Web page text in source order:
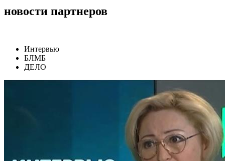
новости партнеров
Интервью
БЛМБ
ДЕЛО